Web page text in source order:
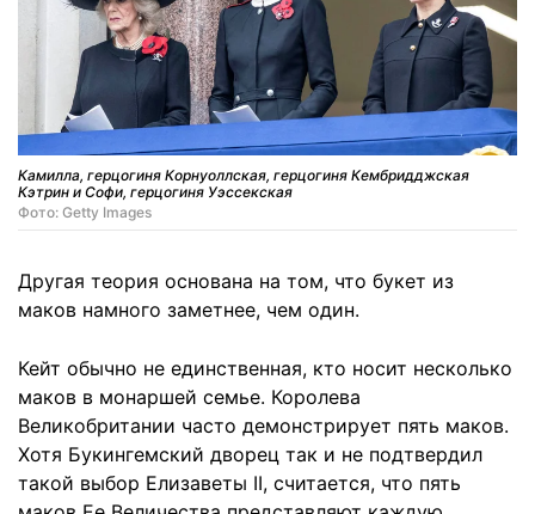
Камилла, герцогиня Корнуоллская, герцогиня Кембридджская
Кэтрин и Софи, герцогиня Уэссекская
Фото: Getty Images
Другая теория основана на том, что букет из
маков намного заметнее, чем один.
Кейт обычно не единственная, кто носит несколько
маков в монаршей семье. Королева
Великобритании часто демонстрирует пять маков.
Хотя Букингемский дворец так и не подтвердил
такой выбор Елизаветы II, считается, что пять